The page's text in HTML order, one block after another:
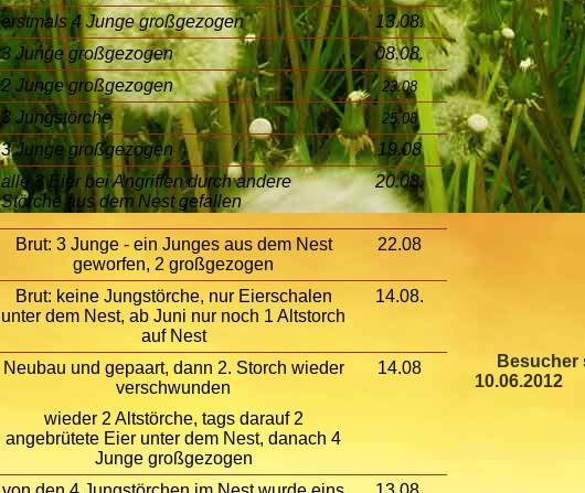
erstmals 4 Junge großgezogen
13.08.
3 Junge großgezogen
08.08.
2 Junge großgezogen 23.08
3 Jungstörche 25.08
3 Junge großgezogen
19.08
alle 3 Eier bei Angriffen durch andere
Störche aus dem Nest gefallen
20.08.
Brut: 3 Junge - ein Junges aus dem Nest
geworfen, 2 großgezogen
22.08
Brut: keine Jungstörche, nur Eierschalen
unter dem Nest, ab Juni nur noch 1 Altstorch
auf Nest
14.08.
Neubau und gepaart, dann 2. Storch wieder
verschwunden
wieder 2 Altstörche, tags darauf 2
angebrütete Eier unter dem Nest, danach 4
Junge großgezogen
14.08
Besucher
10.06.2012